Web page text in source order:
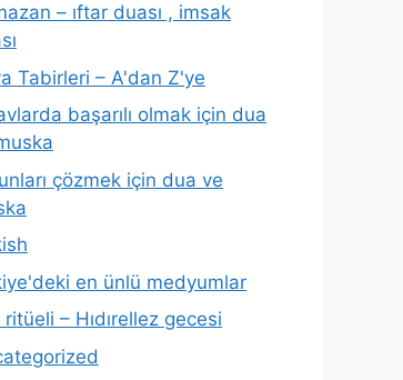
– ıftar duası , imsak
Tabirleri – A'dan Z'ye
başarılı olmak için dua
çözmek için dua ve
en ünlü medyumlar
ritüeli – Hıdırellez gecesi